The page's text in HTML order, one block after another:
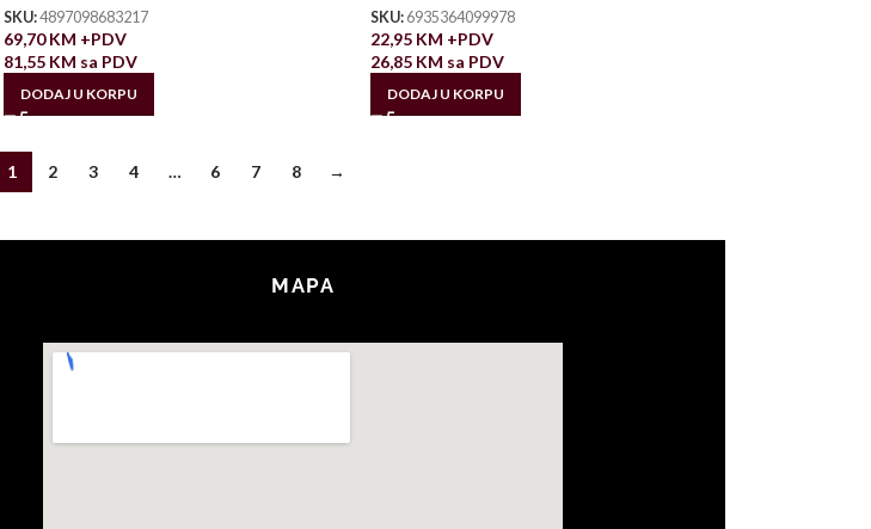
SKU:4897098683217
69,70KM +PDV
81,55 KM sa PDV
DODAJ U KORPU
SKU: 6935364099978
22,95 KM +PDV
26,85 KM sa PDV
DODAJ U KORPU
1 2 3 4 … 6 7 8 →
MAPA